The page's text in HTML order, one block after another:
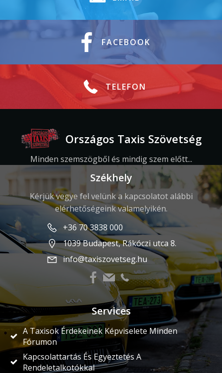
FACEBOOK
TELEFON
Országos Taxis Szövetség
Minden szemszögből és mindig szem előtt...
Székhely
Kérjük vegye fel velünk a kapcsolatot alábbi
elérhetőségeink valamelyikén.
+36 70 3838 000
1039 Budapest, Rákóczi utca 8.
info@taxiszovetseg.hu
Services
A Taxisok Érdekeinek Képviselete Minden
Fórumon
Kapcsolattartás És Egyeztetés A
Rendeletalkotókkal